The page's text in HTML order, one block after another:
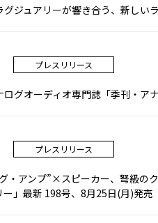
グジュアリーが響き合う、新し
プレスリリース
ログオーディオ専⾨誌「季刊・ア
プレスリリース
・アンプ”×スピーカー、弩級の
ー」最新 198号、8月25日(月)発売